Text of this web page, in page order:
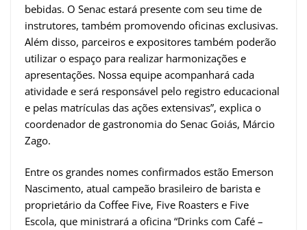
bebidas. O Senac estará presente com seu time de
instrutores, também promovendo oficinas exclusivas.
Além disso, parceiros e expositores também poderão
utilizar o espaço para realizar harmonizações e
apresentações. Nossa equipe acompanhará cada
atividade e será responsável pelo registro educacional
e pelas matrículas das ações extensivas”, explica o
coordenador de gastronomia do Senac Goiás, Márcio
Zago.
Entre os grandes nomes confirmados estão Emerson
Nascimento, atual campeão brasileiro de barista e
proprietário da Coffee Five, Five Roasters e Five
Escola, que ministrará a oficina “Drinks com Café –